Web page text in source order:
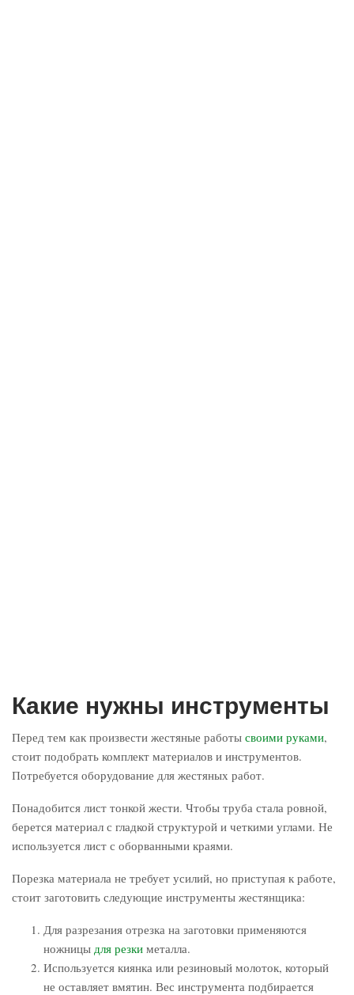
Какие нужны инструменты
Перед тем как произвести жестяные работы своими руками,
стоит подобрать комплект материалов и инструментов.
Потребуется оборудование для жестяных работ.
Понадобится лист тонкой жести. Чтобы труба стала ровной,
берется материал с гладкой структурой и четкими углами. Не
используется лист с оборванными краями.
Порезка материала не требует усилий, но приступая к работе,
стоит заготовить следующие инструменты жестянщика:
Для разрезания отрезка на заготовки применяются
ножницы для резки металла.
Используется киянка или резиновый молоток, который
не оставляет вмятин. Вес инструмента подбирается